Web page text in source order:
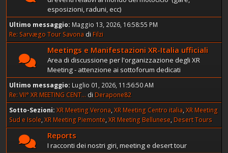
esposizioni, raduni, ecc)
Ultimo messaggio: Maggio 13, 2026, 16:58:55 PM
Re: Sarvægo Tour Savona di Filzi
Meetings e Manifestazioni XR-Italia ufficiali
Area di discussione per l'organizzazione degli XR
Meeting - attenzione ai sottoforum dedicati
Ultimo messaggio: Luglio 01, 2026, 11:56:50 AM
Re: VII° XR MEETING CENT... di Derapone82
Sotto-Sezioni XR Meeting Verona XR Meeting Centro italia XR Meeting
Sud e Isole XR Meeting Piemonte XR Meeting Bellunese Desert Tours
Reports
I racconti dei nostri giri, meeting e desert tour